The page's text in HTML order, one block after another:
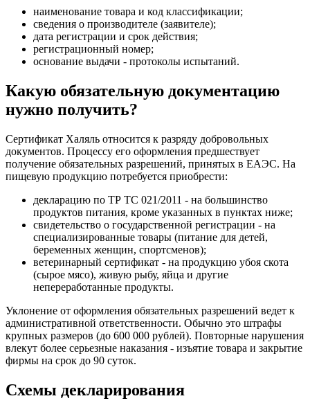
наименование товара и код классификации;
сведения о производителе (заявителе);
дата регистрации и срок действия;
регистрационный номер;
основание выдачи - протоколы испытаний.
Какую обязательную документацию
нужно получить?
Сертификат Халяль относится к разряду добровольных
документов. Процессу его оформления предшествует
получение обязательных разрешений, принятых в ЕАЭС. На
пищевую продукцию потребуется приобрести:
декларацию по ТР ТС 021/2011 - на большинство
продуктов питания, кроме указанных в пунктах ниже;
свидетельство о государственной регистрации - на
специализированные товары (питание для детей,
беременных женщин, спортсменов);
ветеринарный сертификат - на продукцию убоя скота
(сырое мясо), живую рыбу, яйца и другие
непереработанные продукты.
Уклонение от оформления обязательных разрешений ведет к
административной ответственности. Обычно это штрафы
крупных размеров (до 600 000 рублей). Повторные нарушения
влекут более серьезные наказания - изъятие товара и закрытие
фирмы на срок до 90 суток.
Схемы декларирования